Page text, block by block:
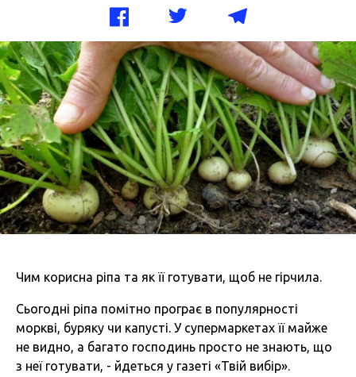
Чим корисна ріпа та як її готувати, щоб не гірчила.
Сьогодні ріпа помітно програє в популярності
моркві, буряку чи капусті. У супермаркетах її майже
не видно, а багато господинь просто не знають, що
з неї готувати, - йдеться у газеті «Твій вибір».